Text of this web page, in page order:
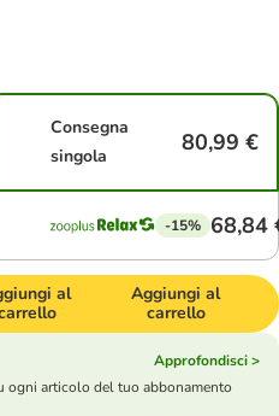
Consegna
singola
80,99 €
-15% 68,84
al
Aggiungi al
carrello
Approfondisci >
ogni articolo del tuo abbonamento